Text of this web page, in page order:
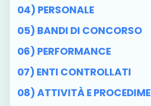
04) PERSONALE
05) BANDI DI CONCORSO
06) PERFORMANCE
07) ENTI CONTROLLATI
08) ATTIVITÀ E